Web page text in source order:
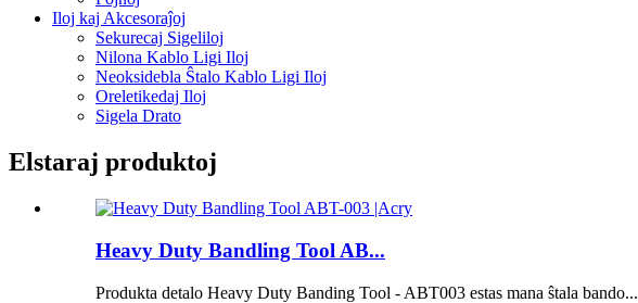
Iloj kaj Akcesoraĵoj
Sekurecaj Sigeliloj
Nilona Kablo Ligi Iloj
Neoksidebla Ŝtalo Kablo Ligi Iloj
Oreletikedaj Iloj
Sigela Drato
Elstaraj produktoj
Heavy Duty Bandling Tool AB...
Produkta detalo Heavy Duty Banding Tool - ABT003 estas mana ŝtala bando...